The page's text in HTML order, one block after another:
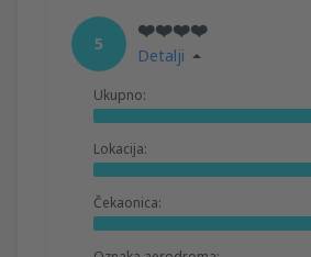
5
❤️❤️❤️❤️
Detalji
Ukupno:
Lokacija:
Čekaonica: